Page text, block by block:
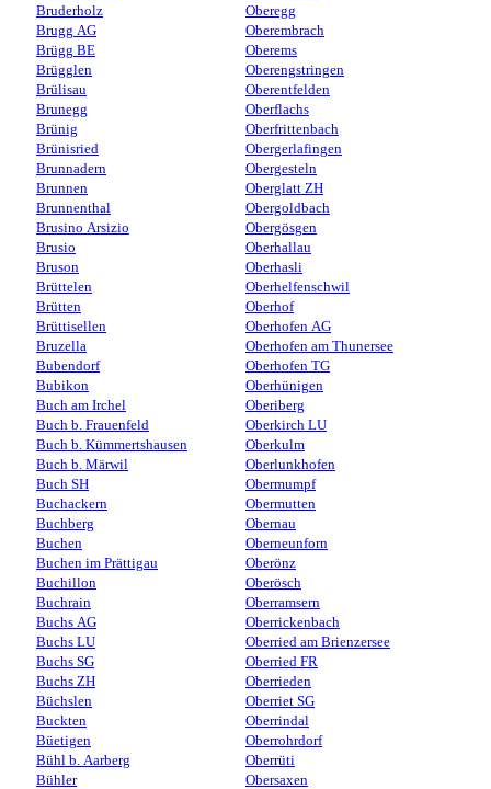
Bruderholz
Brugg AG
Brügg BE
Brügglen
Brülisau
Brunegg
Brünig
Brünisried
Brunnadern
Brunnen
Brunnenthal
Brusino Arsizio
Brusio
Bruson
Brüttelen
Brütten
Brüttisellen
Bruzella
Bubendorf
Bubikon
Buch am Irchel
Buch b. Frauenfeld
Buch b. Kümmertshausen
Buch b. Märwil
Buch SH
Buchackern
Buchberg
Buchen
Buchen im Prättigau
Buchillon
Buchrain
Buchs AG
Buchs LU
Buchs SG
Buchs ZH
Büchslen
Buckten
Büetigen
Bühl b. Aarberg
Bühler
Oberegg
Oberembrach
Oberems
Oberengstringen
Oberentfelden
Oberflachs
Oberfrittenbach
Obergerlafingen
Obergesteln
Oberglatt ZH
Obergoldbach
Obergösgen
Oberhallau
Oberhasli
Oberhelfenschwil
Oberhof
Oberhofen AG
Oberhofen am Thunersee
Oberhofen TG
Oberhünigen
Oberiberg
Oberkirch LU
Oberkulm
Oberlunkhofen
Obermumpf
Obermutten
Obernau
Oberneunforn
Oberönz
Oberösch
Oberramsern
Oberrickenbach
Oberried am Brienzersee
Oberried FR
Oberrieden
Oberriet SG
Oberrindal
Oberrohrdorf
Oberrüti
Obersaxen